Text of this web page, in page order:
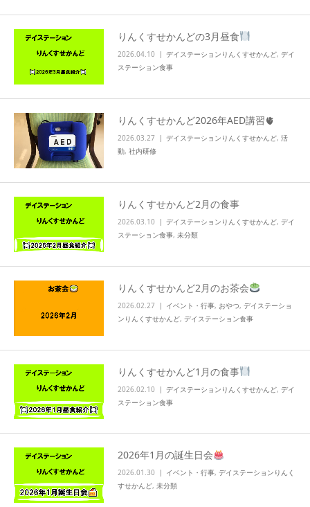
りんくすせかんどの3月昼食
2026.04.10 デイステーションりんくすせかんど, デイ
ステーション食事
りんくすせかんど2026年AED講習🫀
2026.03.27 デイステーションりんくすせかんど, 活
動, 社内研修
りんくすせかんど2月の食事
2026.03.10 デイステーションりんくすせかんど, デイ
ステーション食事, 未分類
りんくすせかんど2月のお茶会
2026.02.27 イベント・行事, おやつ, デイステーショ
ンりんくすせかんど, デイステーション食事
りんくすせかんど1月の食事
2026.02.10 デイステーションりんくすせかんど, デイ
ステーション食事
2026年1月の誕生日会
2026.01.30 イベント・行事, デイステーションりんく
すせかんど, 未分類